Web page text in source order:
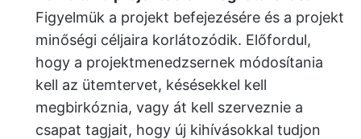
Figyelmük a projekt befejezésére és a projekt
minőségi céljaira korlátozódik. Előfordul,
hogy a projektmenedzsernek módosítania
kell az ütemtervet, késésekkel kell
megbirkóznia, vagy át kell szerveznie a
csapat tagjait, hogy új kihívásokkal tudjon